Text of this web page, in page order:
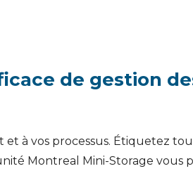
de gestion
à vos processus. Étiquetez
Montreal Mini-Storage